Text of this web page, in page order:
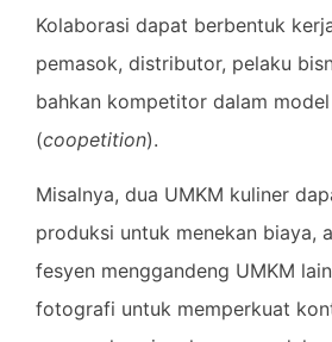
Kolaborasi dapat berbentuk
pemasok, distributor, pelaku
bahkan kompetitor dalam
(coopetition).
Misalnya, dua UMKM kuliner
produksi untuk menekan biaya,
fesyen menggandeng UMKM
fotografi untuk memperkuat